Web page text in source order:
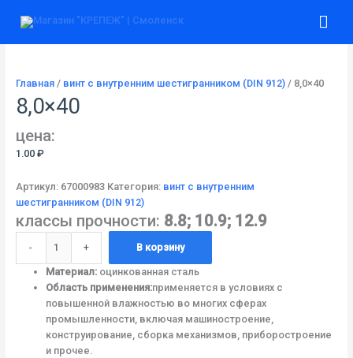
Главная/ винт с внутренним шестигранником (DIN 912)/ 8,0×40
8,0×40
цена:
1.00 ₽
Артикул: 67000983 Категория: винт с внутренним
шестигранником (DIN 912)
классы прочности: 8.8; 10.9; 12.9
-
товара
+ В корзину
Материал:оцинкованная сталь
Область применения:применяется в условиях с
повышенной влажностью во многих сферах
промышленности, включая машиностроение,
конструирование, сборка механизмов, приборостроение
и прочее.